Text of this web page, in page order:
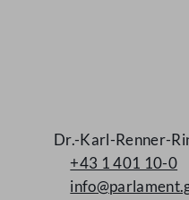
Dr.-Karl-Renner-
+43 1 401 10-0